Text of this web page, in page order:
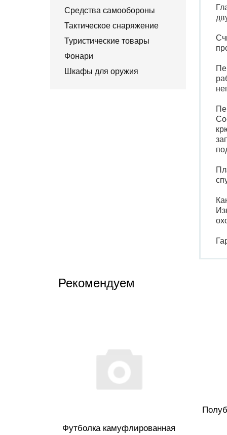
Средства самообороны
Тактическое снаряжение
Туристические товары
Фонари
Шкафы для оружия
Рекомендуем
Футболка камуфлированная